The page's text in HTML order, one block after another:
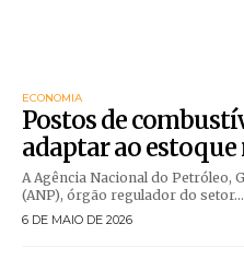
ECONOMIA
Postos de
adaptar ao
A Agência Nacional do Petróleo,
(ANP), órgão regulador do setor...
6 DE MAIO DE 2026